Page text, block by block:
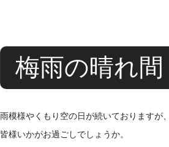
梅雨の晴れ間
雨模様やくもり空の日が続いておりますが
皆様いかがお過ごしでしょうか。